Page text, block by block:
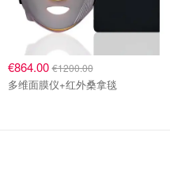
€864.00€1200.00
多维面膜仪+红外桑拿毯